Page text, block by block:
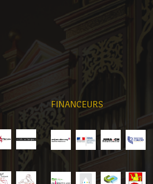
FINANCEURS